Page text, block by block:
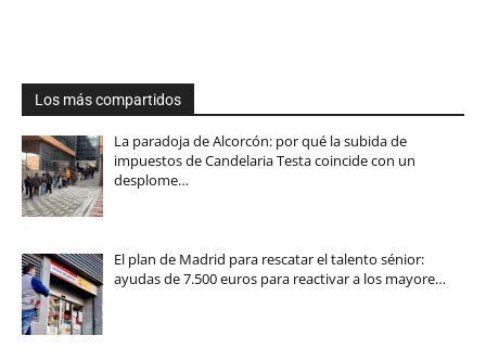
Los más compartidos
La paradoja de Alcorcón: por qué la subida de
impuestos de Candelaria Testa coincide con un
desplome…
El plan de Madrid para rescatar el talento sénior:
ayudas de 7.500 euros para reactivar a los mayore…